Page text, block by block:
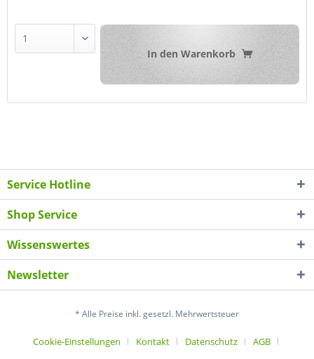
In den Warenkorb
Service Hotline
Shop Service
Wissenswertes
Newsletter
* Alle Preise inkl. gesetzl. Mehrwertsteuer
Cookie-Einstellungen Kontakt Datenschutz
AGB